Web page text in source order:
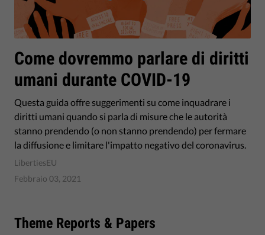
Come dovremmo parlare di diritti
umani durante COVID-19
Questa guida offre suggerimenti su come inquadrare i
diritti umani quando si parla di misure che le autorità
stanno prendendo (o non stanno prendendo) per fermare
la diffusione e limitare l'impatto negativo del coronavirus.
LibertiesEU
Febbraio 03, 2021
Theme Reports & Papers